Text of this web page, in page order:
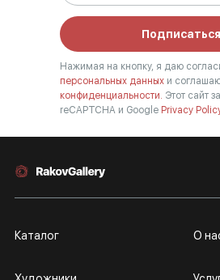
Подписаться
Нажимая на кнопку, я даю
персональных данных и
конфиденциальности. Этот сайт
reCAPTCHA и Google Privacy
Каталог О